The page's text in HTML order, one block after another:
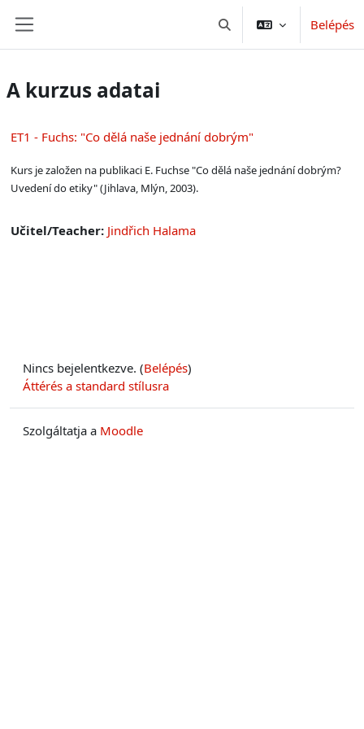
Keresési bemenetiBelépés
A kurzus adatai
ET1 - Fuchs: "Co dělá naše jednání dobrým"
Kurs je založen na publikaci E. Fuchse "Co dělá naše jednání dobrým?
Uvedení do etiky" (Jihlava, Mlýn, 2003).
Učitel/Teacher: Jindřich Halama
Nincs bejelentkezve. (Belépés)
Áttérés a standard stílusra
Szolgáltatja a Moodle